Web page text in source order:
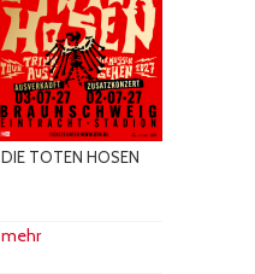
DIE TOTEN HOSEN
mehr